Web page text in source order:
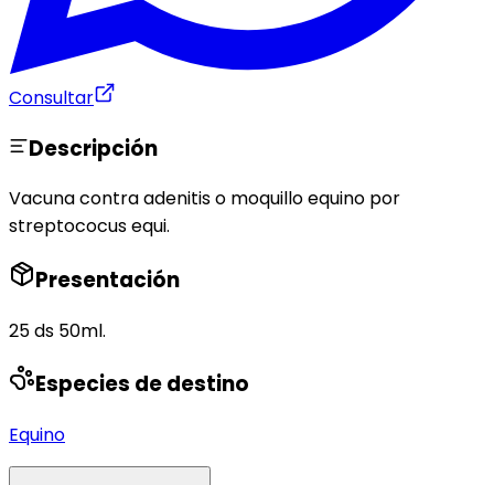
Consultar
Descripción
Vacuna contra adenitis o moquillo equino por
streptococus equi.
Presentación
25 ds 50ml.
Especies de destino
Equino